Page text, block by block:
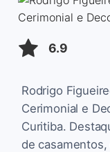
6.9
Rodrigo
Cerimonial e
Curitiba.
de